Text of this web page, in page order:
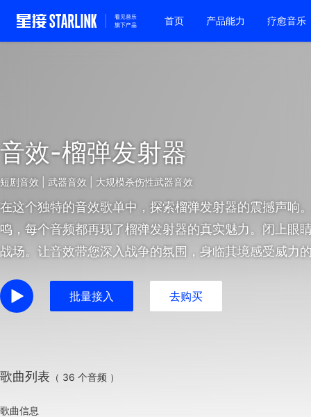
首页 产品能力 疗愈音乐
音效-榴弹发射器
短剧音效 | 武器音效 | 大规模杀伤性武器音效
在这个独特的音效歌单中，探索榴弹发射器的震撼声响
鸣，每个音频都再现了榴弹发射器的真实魅力。闭上眼
战场。让音效带您深入战争的氛围，身临其境感受威力
批量接入 去购买
歌曲列表 （ 36 个音频 ）
歌曲信息